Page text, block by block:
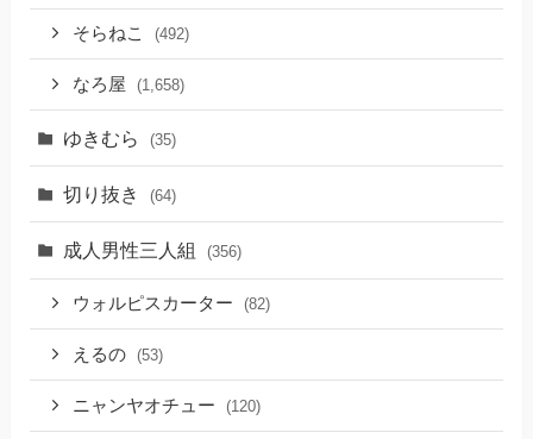
そらねこ (492)
なろ屋 (1,658)
ゆきむら (35)
切り抜き (64)
成人男性三人組 (356)
ウォルピスカーター (82)
えるの (53)
ニャンヤオチュー (120)